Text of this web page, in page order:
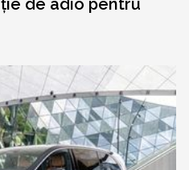
de adio pentru